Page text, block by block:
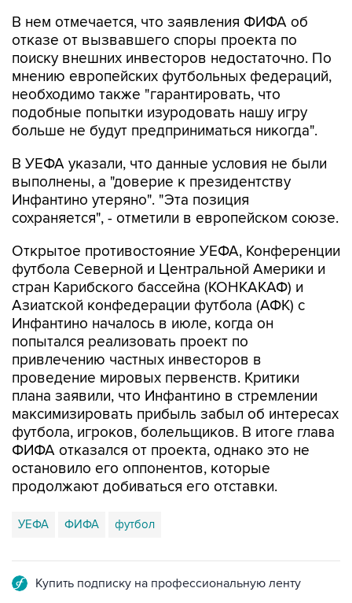
В нем отмечается, что заявления ФИФА об
отказе от вызвавшего споры проекта по
поиску внешних инвесторов недостаточно. По
мнению европейских футбольных федераций,
необходимо также "гарантировать, что
подобные попытки изуродовать нашу игру
больше не будут предприниматься никогда".
В УЕФА указали, что данные условия не были
выполнены, а "доверие к президентству
Инфантино утеряно". "Эта позиция
сохраняется", - отметили в европейском союзе.
Открытое противостояние УЕФА, Конференции
футбола Северной и Центральной Америки и
стран Карибского бассейна (КОНКАКАФ) и
Азиатской конфедерации футбола (АФК) с
Инфантино началось в июле, когда он
попытался реализовать проект по
привлечению частных инвесторов в
проведение мировых первенств. Критики
плана заявили, что Инфантино в стремлении
максимизировать прибыль забыл об интересах
футбола, игроков, болельщиков. В итоге глава
ФИФА отказался от проекта, однако это не
остановило его оппонентов, которые
продолжают добиваться его отставки.
УЕФА ФИФА футбол
Купить подписку на профессиональную ленту